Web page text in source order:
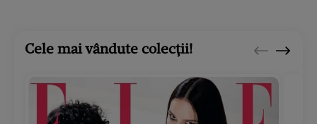
Cele mai vândute colecții!